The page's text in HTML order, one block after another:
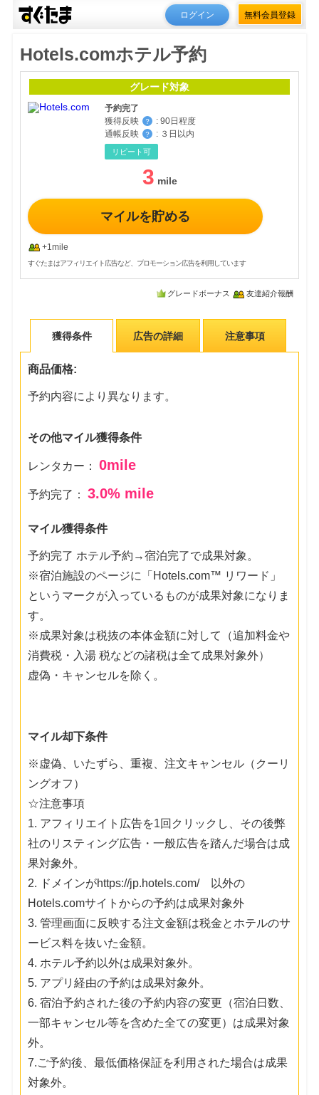
ログイン 無料会員登録
Hotels.comホテル予約
グレード対象
予約完了
獲得反映
？ : 90日程度
通帳反映
？ : ３日以内
リピート可
3
マイルを貯める
+1mile
すぐたまはアフィリエイト広告など、プロモーション広告を利用しています
グレードボーナス 友達紹介報酬
獲得条件 広告の詳細 注意事項
商品価格:
予約内容により異なります。
その他マイル獲得条件
レンタカー：0mile
予約完了：3.0% mile
マイル獲得条件
予約完了 ホテル予約→宿泊完了で成果対象。
※宿泊施設のページに「Hotels.com™ リワード」
というマークが入っているものが成果対象になりま
す。
※成果対象は税抜の本体金額に対して（追加料金や
消費税・入湯 税などの諸税は全て成果対象外）
虚偽・キャンセルを除く。
マイル却下条件
※虚偽、いたずら、重複、注文キャンセル（クーリ
ングオフ）
☆注意事項
1. アフィリエイト広告を1回クリックし、その後弊
社のリスティング広告・一般広告を踏んだ場合は成
果対象外。
2. ドメインがhttps://jp.hotels.com/ 以外の
Hotels.comサイトからの予約は成果対象外
3. 管理画面に反映する注文金額は税金とホテルのサ
ービス料を抜いた金額。
4. ホテル予約以外は成果対象外。
5. アプリ経由の予約は成果対象外。
6. 宿泊予約された後の予約内容の変更（宿泊日数、
一部キャンセル等を含めた全ての変更）は成果対象
外。
7.ご予約後、最低価格保証を利用された場合は成果
対象外。